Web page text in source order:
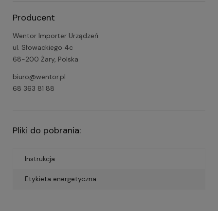
Producent
Wentor Importer Urządzeń
ul. Słowackiego 4c
68-200 Żary, Polska
biuro@wentor.pl
68 363 81 88
Pliki do pobrania:
Instrukcja
Etykieta energetyczna